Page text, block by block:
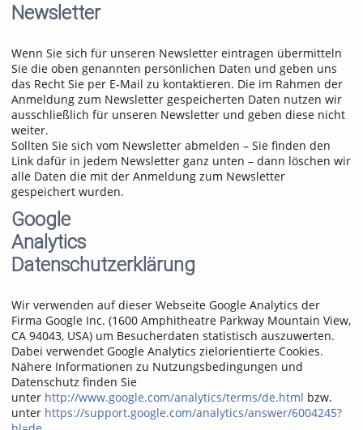
Newsletter
Wenn Sie sich für unseren Newsletter eintragen übermitteln
Sie die oben genannten persönlichen Daten und geben uns
das Recht Sie per E-Mail zu kontaktieren. Die im Rahmen der
Anmeldung zum Newsletter gespeicherten Daten nutzen wir
ausschließlich für unseren Newsletter und geben diese nicht
weiter.
Sollten Sie sich vom Newsletter abmelden – Sie finden den
Link dafür in jedem Newsletter ganz unten – dann löschen wir
alle Daten die mit der Anmeldung zum Newsletter
gespeichert wurden.
Google
Analytics
Datenschutzerklärung
Wir verwenden auf dieser Webseite Google Analytics der
Firma Google Inc. (1600 Amphitheatre Parkway Mountain View,
CA 94043, USA) um Besucherdaten statistisch auszuwerten.
Dabei verwendet Google Analytics zielorientierte Cookies.
Nähere Informationen zu Nutzungsbedingungen und
Datenschutz finden Sie
unter http://www.google.com/analytics/terms/de.html bzw.
unter https://support.google.com/analytics/answer/6004245?